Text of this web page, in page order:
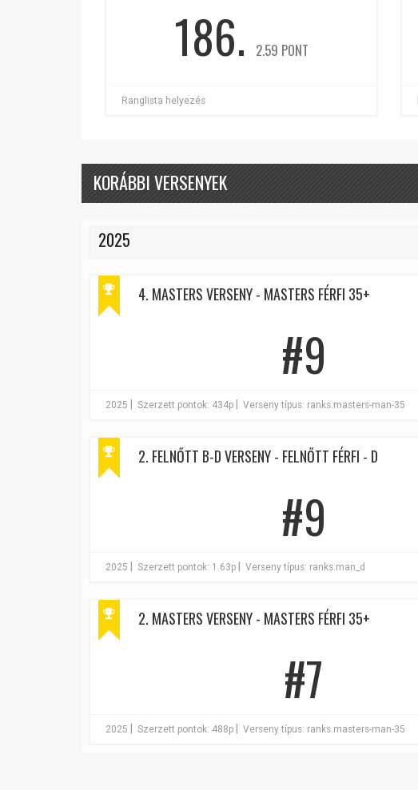
186. 2.59 PONT
Ranglista helyezés
KORÁBBI VERSENYEK
2025
4. MASTERS VERSENY - MASTERS FÉRFI 35+
#9
2025 Szerzett pontok: 434p Verseny típus: ranks.masters-man-35
2. FELNŐTT B-D VERSENY - FELNŐTT FÉRFI - D
#9
2025 Szerzett pontok: 1.63p Verseny típus: ranks.man_d
2. MASTERS VERSENY - MASTERS FÉRFI 35+
#7
2025 Szerzett pontok: 488p Verseny típus: ranks.masters-man-35